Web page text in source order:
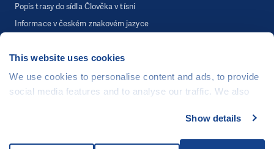
This website uses cookies
We use cookies to personalise content and ads, to provide
social media features and to analyse our traffic. We also
media, advertising and analytics partners who may
Show details
Popis trasy do sídla Člověka v tísni
Informace v českém znakovém jazyce
Webová stránka běží na bezplatně poskytnutém server hostingu od
CZECHIA.COM . Děkujeme.